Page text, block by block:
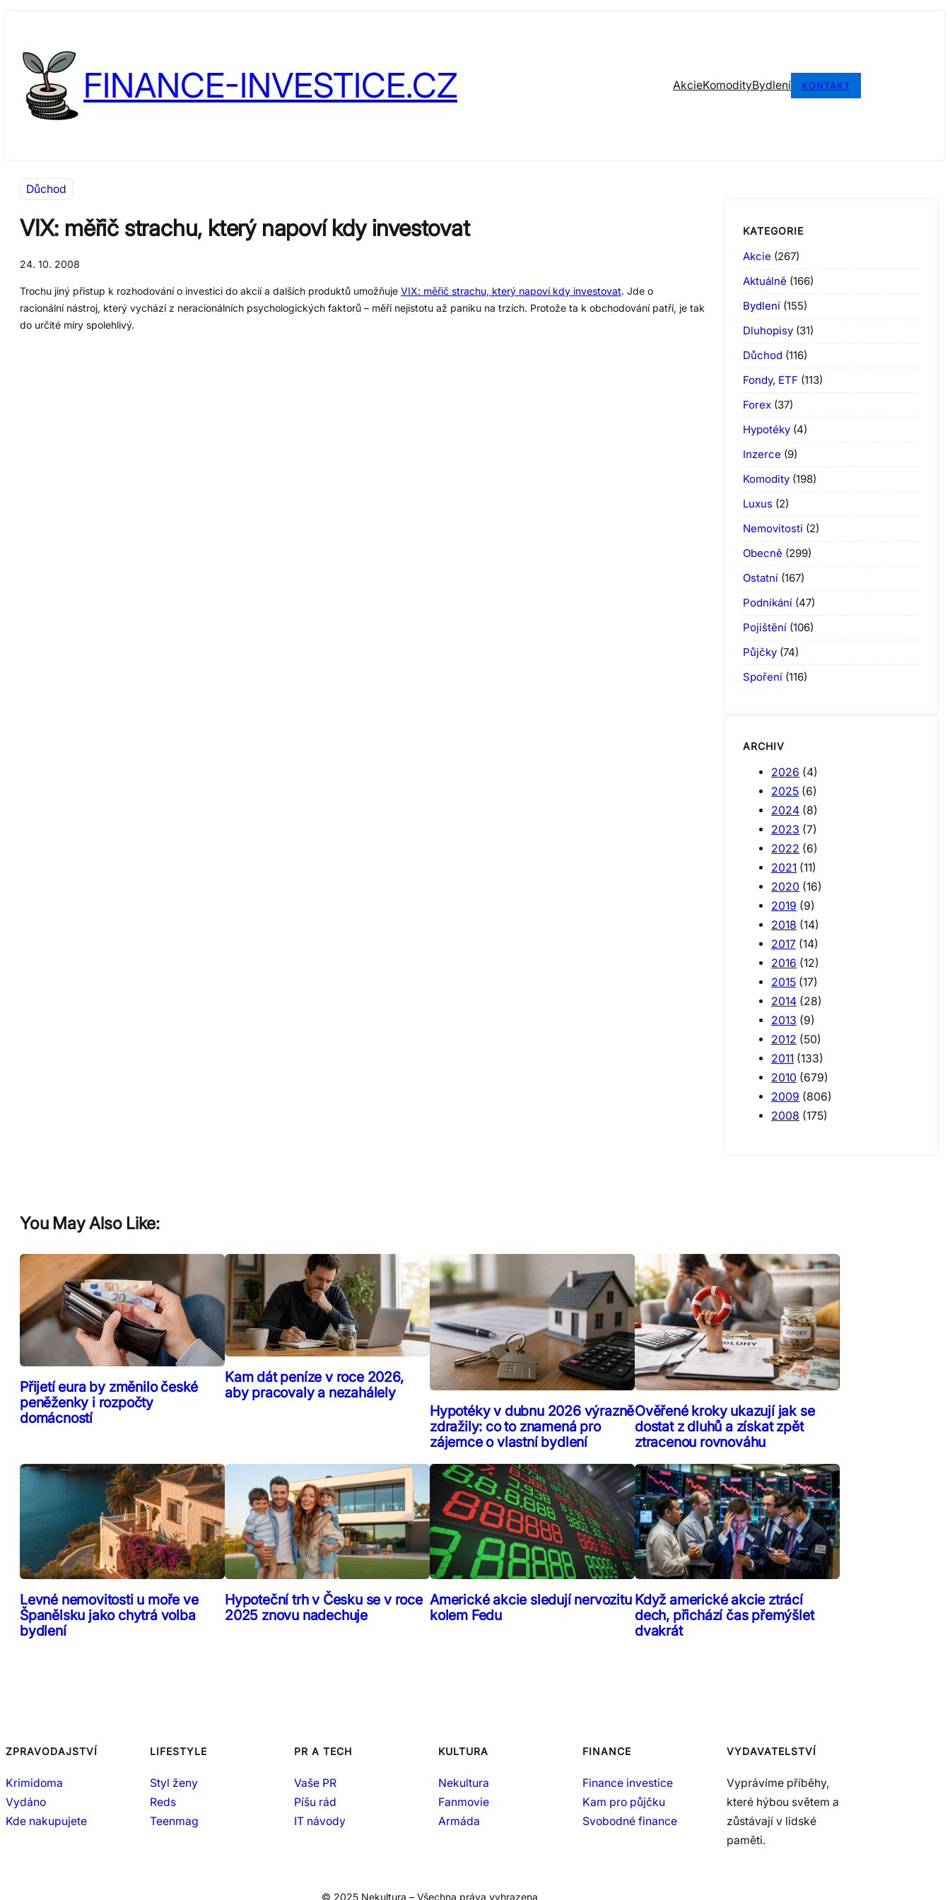
obsah
content
FINANCE-INVESTICE.CZ AkcieKomodityBydlení KONTAKT
Důchod
VIX: měřič strachu, který napoví kdy investovat
24. 10. 2008
Trochu jiný přístup k rozhodování o investici do akcií a dalších produktů umožňuje VIX: měřič strachu, který napoví kdy investovat. Jde o
racionální nástroj, který vychází z neracionálních psychologických faktorů – měří nejistotu až paniku na trzích. Protože ta k obchodování patří, je tak
do určité míry spolehlivý.
KATEGORIE
Akcie (267)
Aktuálně (166)
Bydlení (155)
Dluhopisy (31)
Důchod (116)
Fondy, ETF (113)
Forex (37)
Hypotéky (4)
Inzerce (9)
Komodity (198)
Luxus (2)
Nemovitosti (2)
Obecně (299)
Ostatní (167)
Podnikání (47)
Pojištění (106)
Půjčky (74)
Spoření (116)
ARCHIV
2026 (4)
2025 (6)
2024 (8)
2023 (7)
2022 (6)
2021 (11)
2020 (16)
2019 (9)
2018 (14)
2017 (14)
2016 (12)
2015 (17)
2014 (28)
2013 (9)
2012 (50)
2011 (133)
2010 (679)
2009 (806)
2008 (175)
You May Also Like:
Přijetí eura by změnilo české
peněženky i rozpočty
domácností
Kam dát peníze v roce 2026,
aby pracovaly a nezahálely
Hypotéky v dubnu 2026 výrazně
zdražily: co to znamená pro
zájemce o vlastní bydlení
Ověřené kroky ukazují jak se
dostat z dluhů a získat zpět
ztracenou rovnováhu
Levné nemovitosti u moře ve
Španělsku jako chytrá volba
bydlení
Hypoteční trh v Česku se v roce
2025 znovu nadechuje
Americké akcie sledují nervozitu
kolem Fedu
Když americké akcie ztrácí
dech, přichází čas přemýšlet
dvakrát
ZPRAVODAJSTVÍ
Krimidoma
Vydáno
Kde nakupujete
LIFESTYLE
Styl ženy
Reds
Teenmag
PR A TECH
Vaše PR
Píšu rád
IT návody
KULTURA
Nekultura
Fanmovie
Armáda
FINANCE
Finance investice
Kam pro půjčku
Svobodné finance
VYDAVATELSTVÍ
Vyprávíme příběhy,
které hýbou světem a
zůstávají v lidské
paměti.
© 2025 Nekultura – Všechna práva vyhrazena